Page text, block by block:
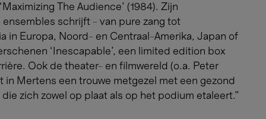
The Audience’ (1984). Zijn
schrijft - van pure zang tot
in Europa, Noord- en Centraal-Amerika, Japan of
‘Inescapable’, een limited edition box
Ook de theater- en filmwereld (o.a. Peter
in Mertens een trouwe metgezel met een gezond
zich zowel op plaat als op het podium etaleert."